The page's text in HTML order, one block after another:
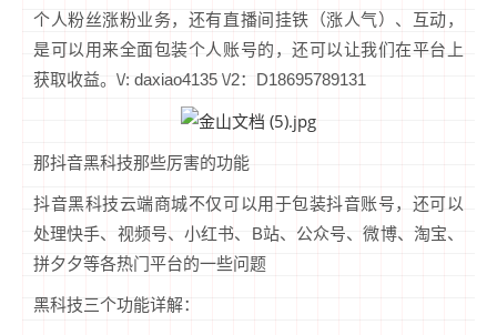
个人粉丝涨粉业务，还有直播间挂铁（涨人气）、互动，
是可以用来全面包装个人账号的，还可以让我们在平台上
获取收益。\/: daxiao4135 \/2：D18695789131
那抖音黑科技那些厉害的功能
抖音黑科技云端商城不仅可以用于包装抖音账号，还可以
处理快手、视频号、小红书、B站、公众号、微博、淘宝、
拼夕夕等各热门平台的一些问题
黑科技三个功能详解：